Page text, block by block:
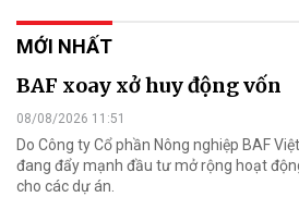
MỚI NHẤT
BAF xoay xở huy động vốn
08/08/2026 11:51
Do Công ty Cổ phần Nông nghiệp BAF
đang đẩy mạnh đầu tư mở rộng hoạt
cho các dự án.